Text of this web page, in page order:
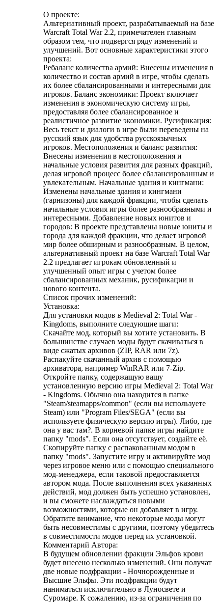
О проекте:
Альтернативный проект, разрабатываемый на базе
Warcraft Total War 2.2, примечателен главным
образом тем, что подвергся ряду изменений и
улучшений. Вот основные характеристики этого
проекта:
Ребаланс количества армий: Внесены изменения в
количество и состав армий в игре, чтобы сделать
их более сбалансированными и интересными для
игроков. Баланс экономики: Проект включает
изменения в экономическую систему игры,
предоставляя более сбалансированное и
реалистичное развитие экономики. Русификация:
Весь текст и диалоги в игре были переведены на
русский язык для удобства русскоязычных
игроков. Местоположения и баланс развития:
Внесены изменения в местоположения и
начальные условия развития для разных фракций,
делая игровой процесс более сбалансированным и
увлекательным. Начальные здания и кингмани:
Изменены начальные здания и кингмани
(гарнизоны) для каждой фракции, чтобы сделать
начальные условия игры более разнообразными и
интересными. Добавление новых юнитов и
городов: В проекте представлены новые юниты и
города для каждой фракции, что делает игровой
мир более обширным и разнообразным. В целом,
альтернативный проект на базе Warcraft Total War
2.2 предлагает игрокам обновленный и
улучшенный опыт игры с учетом более
сбалансированных механик, русификации и
нового контента.
Список прочих изменений:
Установка:
Для установки модов в Medieval 2: Total War -
Kingdoms, выполните следующие шаги:
Скачайте мод, который вы хотите установить. В
большинстве случаев моды будут скачиваться в
виде сжатых архивов (ZIP, RAR или 7z).
Распакуйте скачанный архив с помощью
архиватора, например WinRAR или 7-Zip.
Откройте папку, содержащую вашу
установленную версию игры Medieval 2: Total War
- Kingdoms. Обычно она находится в папке
"Steam/steamapps/common" (если вы используете
Steam) или "Program Files/SEGA" (если вы
используете физическую версию игры). Либо, где
она у вас там?. В корневой папке игры найдите
папку "mods". Если она отсутствует, создайте её.
Скопируйте папку с распакованным модом в
папку "mods". Запустите игру и активируйте мод
через игровое меню или с помощью специального
мод-менеджера, если таковой предоставляется
автором мода. После выполнения всех указанных
действий, мод должен быть успешно установлен,
и вы сможете наслаждаться новыми
возможностями, которые он добавляет в игру.
Обратите внимание, что некоторые моды могут
быть несовместимы с другими, поэтому убедитесь
в совместимости модов перед их установкой.
Комментарий Автора:
В будущем обновлении фракции Эльфов крови
будет внесено несколько изменений. Они получат
две новые подфракции - Ночнорожденные и
Высшие Эльфы. Эти подфракции будут
наниматься исключительно в Луносвете и
Суромаре. К сожалению, из-за ограничения по